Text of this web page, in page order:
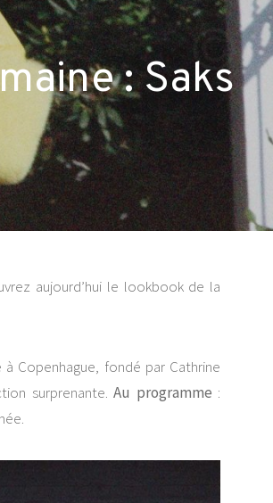
: Saks
aujourd’hui le lookbook de la
Copenhague, fondé par Cathrine
surprenante.Au programme :